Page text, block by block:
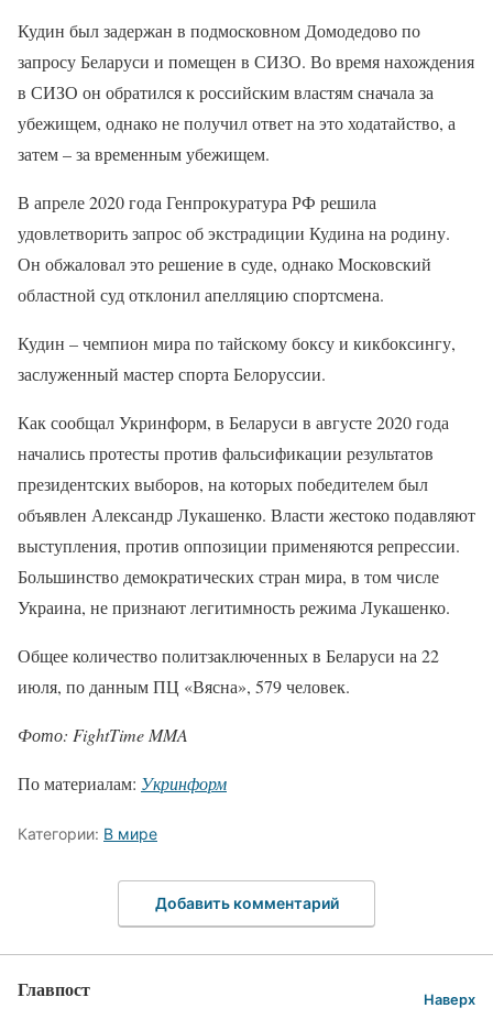
Кудин был задержан в подмосковном Домодедово по
запросу Беларуси и помещен в СИЗО. Во время нахождения
в СИЗО он обратился к российским властям сначала за
убежищем, однако не получил ответ на это ходатайство, а
затем – за временным убежищем.
В апреле 2020 года Генпрокуратура РФ решила
удовлетворить запрос об экстрадиции Кудина на родину.
Он обжаловал это решение в суде, однако Московский
областной суд отклонил апелляцию спортсмена.
Кудин – чемпион мира по тайскому боксу и кикбоксингу,
заслуженный мастер спорта Белоруссии.
Как сообщал Укринформ, в Беларуси в августе 2020 года
начались протесты против фальсификации результатов
президентских выборов, на которых победителем был
объявлен Александр Лукашенко. Власти жестоко подавляют
выступления, против оппозиции применяются репрессии.
Большинство демократических стран мира, в том числе
Украина, не признают легитимность режима Лукашенко.
Общее количество политзаключенных в Беларуси на 22
июля, по данным ПЦ «Вясна», 579 человек.
Фото: FightTime MMA
По материалам: Укринформ
Категории: В мире
Добавить комментарий
Главпост Наверх